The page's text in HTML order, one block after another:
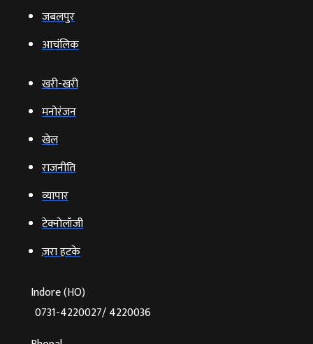
जबलपुर
आचंलिक
खरी-खरी
मनोरंजन
खेल
राजनीति
व्‍यापार
टेक्‍नोलॉजी
ज़रा हटके
Indore (HO)
0731-4220027/ 4220036